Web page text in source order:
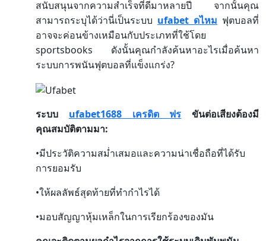
สนับสนุนจากความสำเร็จที่ดีมาหลายปี
จากนั้นคุณ
สามารถระบุได้ว่านี่เป็นระบบ ufabet ดไหม ฟุตบอลที่
อาจจะค่อนข้างเหมือนกับประเภทที่ใช้โดย
sportsbooks
ดังนั้นคุณกำลังค้นหาอะไรเมื่อค้นหา
ระบบการพนันฟุตบอลที่แข็งแกร่ง?
ระบบ ufabet1688 เครดิต ฟร
ขันต่อเสียงต้องมี
คุณสมบัติตามมา:
•มีประวัติความสม่ำเสมอและความน่าเชื่อถือที่ได้รับ
การยอมรับ
•ให้ผลลัพธ์สุดท้ายที่ทำกำไรได้
•มอบสัญญาหุ้มเหล็กในการเรียกร้องของมัน